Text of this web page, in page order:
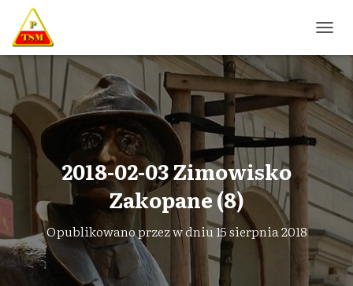
R
Z
Ł
Ą
C
W
G
A
C
J
Ę
2018-02-03 Zimowisko
Zakopane (8)
Opublikowano przezw dniu15 sierpnia 2018